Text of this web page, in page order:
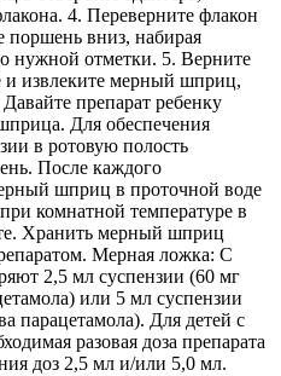
4. Переверните флакон
поршень вниз, набирая
нужной отметки. 5. Верните
и извлеките мерный шприц,
препарат ребенку
Для обеспечения
в ротовую полость
После каждого
шприц в проточной воде
комнатной температуре в
Хранить мерный шприц
Мерная ложка: С
2,5 мл суспензии (60 мг
или 5 мл суспензии
парацетамола). Для детей с
разовая доза препарата
доз 2,5 мл и/или 5,0 мл.